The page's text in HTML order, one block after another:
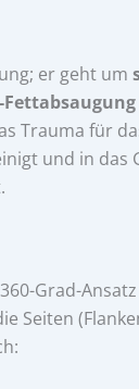
er geht um
Fettabsaugung
Trauma für
und in das
Grad-
Seiten